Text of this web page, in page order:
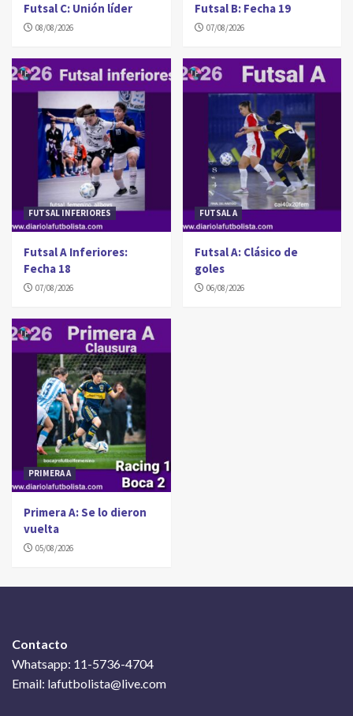
Futsal C: Unión líder
08/08/2026
Futsal B: Fecha 19
07/08/2026
FUTSAL INFERIORES
Futsal A Inferiores:
Fecha 18
07/08/2026
FUTSAL A
Futsal A: Clásico de
goles
06/08/2026
PRIMERA A
Primera A: Se lo dieron
vuelta
05/08/2026
Contacto
Whatsapp: 11-5736-4704
Email: lafutbolista@live.com